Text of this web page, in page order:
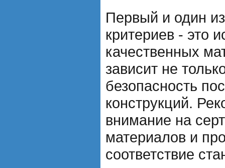
Первый и один
критериев - это
качественных
зависит не
безопасность
конструкций.
внимание на
материалов и
соответствие